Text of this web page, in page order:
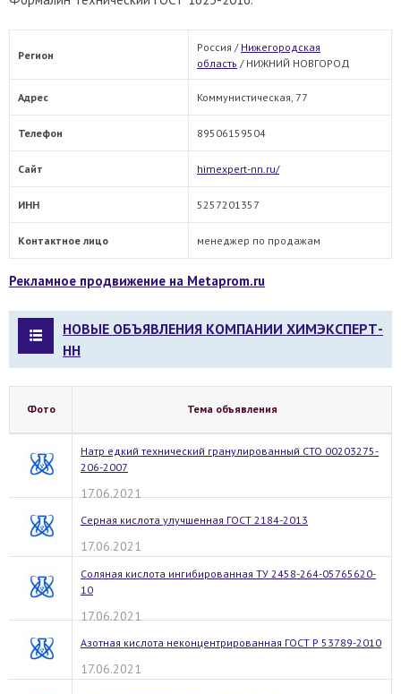
Регион
Россия / Нижегородская
область / НИЖНИЙ НОВГОРОД
Адрес Коммунистическая, 77
Телефон 89506159504
Сайт himexpert-nn.ru/
ИНН 5257201357
Контактное лицо менеджер по продажам
Рекламное продвижение на Metaprom.ru
НОВЫЕ ОБЪЯВЛЕНИЯ КОМПАНИИ ХИМЭКСПЕРТ-
НН
Фото Тема объявления
Натр едкий технический гранулированный СТО 00203275-
206-2007
17.06.2021
Серная кислота улучшенная ГОСТ 2184-2013
17.06.2021
Соляная кислота ингибированная ТУ 2458-264-05765620-
10
17.06.2021
Азотная кислота неконцентрированная ГОСТ Р 53789-2010
17.06.2021